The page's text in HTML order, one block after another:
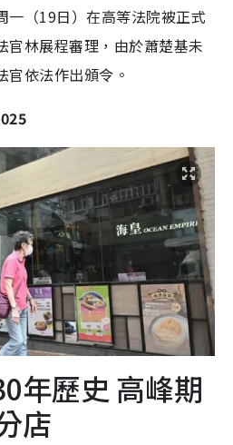
一（19日）在高等法院被正式
官林展程審理，由於蕭楚基未
官依法作出頒令。
年歷史 高峰期
店